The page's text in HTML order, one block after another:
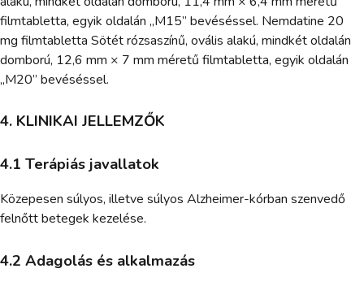
filmtabletta, egyik oldalán „M15” bevéséssel. Nemdatine 20
mg filmtabletta Sötét rózsaszínű, ovális alakú, mindkét oldalán
domború, 12,6 mm × 7 mm méretű filmtabletta, egyik oldalán
„M20” bevéséssel.
4. KLINIKAI JELLEMZŐK
4.1 Terápiás javallatok
Közepesen súlyos, illetve súlyos Alzheimer-kórban szenvedő
felnőtt betegek kezelése.
4.2 Adagolás és alkalmazás